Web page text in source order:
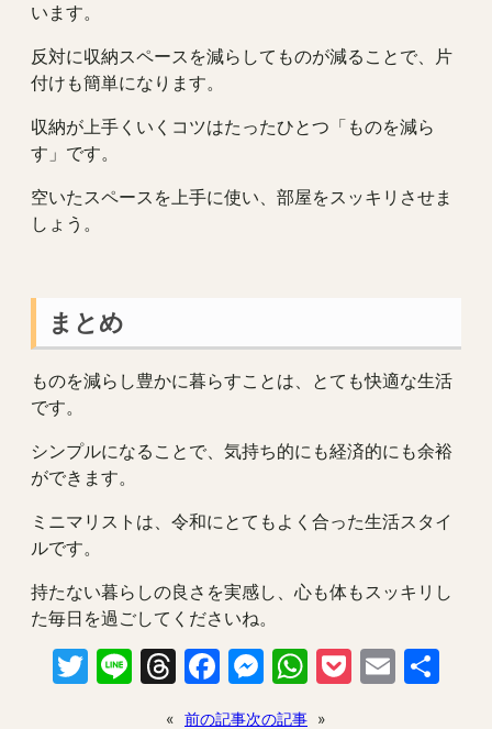
います。
反対に収納スペースを減らしてものが減ることで、片
付けも簡単になります。
収納が上手くいくコツはたったひとつ「ものを減ら
す」です。
空いたスペースを上手に使い、部屋をスッキリさせま
しょう。
まとめ
ものを減らし豊かに暮らすことは、とても快適な生活
です。
シンプルになることで、気持ち的にも経済的にも余裕
ができます。
ミニマリストは、令和にとてもよく合った生活スタイ
ルです。
持たない暮らしの良さを実感し、心も体もスッキリし
た毎日を過ごしてくださいね。
Twitter
LineThreads
Facebook
Messenger
WhatsApp
Pocket
Email
« 前の記事次の記事 »